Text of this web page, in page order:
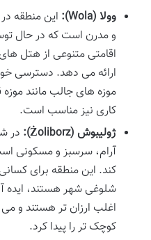
وولا (Wola):
این منطقه
و مدرن است که در حال
ارائه می دهد. دسترسی
موزه های جالب مانند
کاری نیز مناسب است.
ژولیبوش (Żoliborz):
در
آرام، سرسبز و مسکونی
کند. این منطقه برای
شلوغی شهر هستند، ایده
اغلب ارزان تر هستند و
کوچک تر را پیدا کرد.